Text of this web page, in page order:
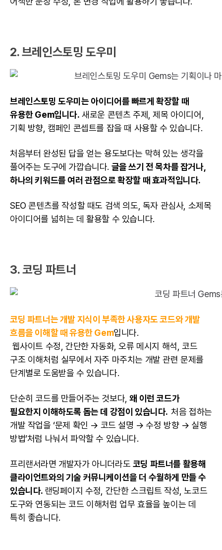
2. 브레인스토밍 도우미
브레인스토밍 도우미는 아이디어를 빠르게 확장할 때
유용한 Gem입니다. 새로운 콘텐츠 주제, 제목 아이디어,
기획 방향, 캠페인 콘셉트를 잡을 때 사용할 수 있습니다.
처음부터 완성된 답을 얻는 용도보다는 막혀 있는 생각을
풀어주는 도구에 가깝습니다. 글을 쓰기 전 목차를 잡거나,
하나의 키워드를 여러 관점으로 확장할 때 효과적입니다.
SEO 콘텐츠를 작성할 때도 검색 의도, 독자 관심사, 소제목
아이디어를 넓히는 데 활용할 수 있습니다.
3. 코딩 파트너
코딩 파트너는 개발 지식이 부족한 사용자도 코드와 개발
흐름을 이해할 때 유용한 Gem입니다.
웹사이트 수정, 간단한 자동화, 오류 메시지 해석, 코드
구조 이해처럼 실무에서 자주 마주치는 개발 관련 문제를
단계별로 도움받을 수 있습니다.
단순히 코드를 만들어주는 것보다,왜 이런 코드가
필요한지 이해하도록 돕는 데 강점이 있습니다.처음 접하는
개발 작업을 ‘문제 확인 → 코드 설명 → 수정 방향 → 실행
방법’처럼 나눠서 파악할 수 있습니다.
프리랜서라면 개발자가 아니더라도 코딩 파트너를 활용해
클라이언트와의 기술 커뮤니케이션을 더 수월하게 만들 수
있습니다. 랜딩페이지 수정, 간단한 스크립트 작성, 노코드
도구와 연동되는 코드 이해처럼 업무 효율을 높이는 데
특히 좋습니다.